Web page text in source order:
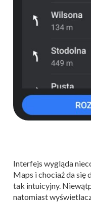
Interfejs wygląda
Maps i chociaż da się
tak intuicyjny.
natomiast